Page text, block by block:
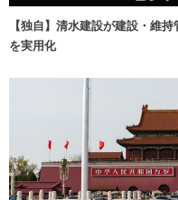
【独自】清水建設が建設・維
を実用化